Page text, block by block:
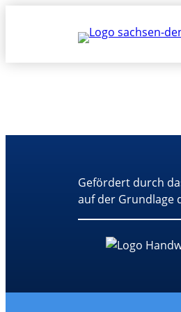
Gefördert durch
auf der Grundlage